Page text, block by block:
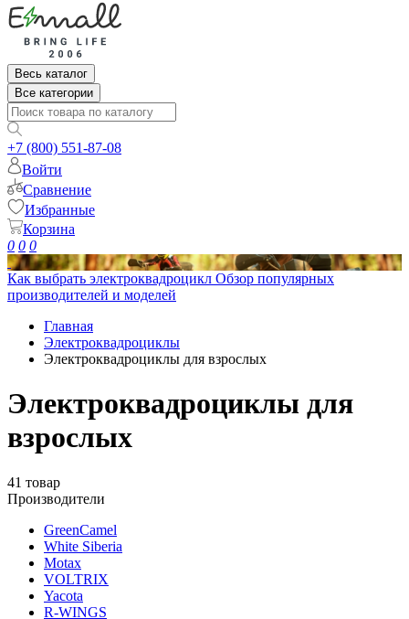
Весь каталог
Все категории
+7 (800) 551-87-08
Войти
Сравнение
Избранные
Корзина
0 0 0
Как выбрать электроквадроцикл Обзор популярных
производителей и моделей
Главная
Электроквадроциклы
Электроквадроциклы для взрослых
Электроквадроциклы для
взрослых
41 товар
Производители
GreenCamel
White Siberia
Motax
VOLTRIX
Yacota
R-WINGS